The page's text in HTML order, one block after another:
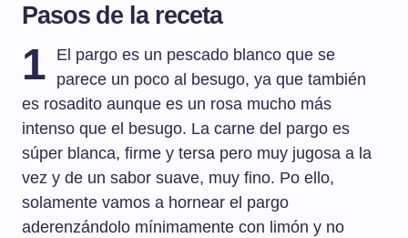
Pasos de la receta
1
El pargo es un pescado blanco que se
parece un poco al besugo, ya que también
es rosadito aunque es un rosa mucho más
intenso que el besugo. La carne del pargo es
súper blanca, firme y tersa pero muy jugosa a la
vez y de un sabor suave, muy fino. Po ello,
solamente vamos a hornear el pargo
aderenzándolo mínimamente con limón y no